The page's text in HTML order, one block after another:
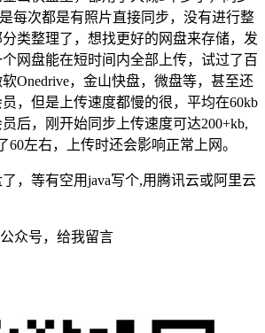
每次都是有照片直接同步，没有进行整
类整理了，想找更好的网盘来存储，发
网盘能在短时间内全部上传，试过了百
Onedrive，金山快盘，微盘等，甚至还
，但是上传速度都慢的很，平均在60kb
后，刚开始同步上传速度可达200+kb,
60左右，上传时还会影响正常上网。
，等有空用java写个,用腾讯云或阿里云
众号，给我留言